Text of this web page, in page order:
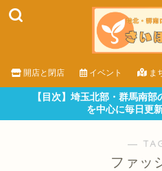
開店と閉店 イベント ま
【目次】埼玉北部・群馬南
を中心に毎日更
―
ファッ